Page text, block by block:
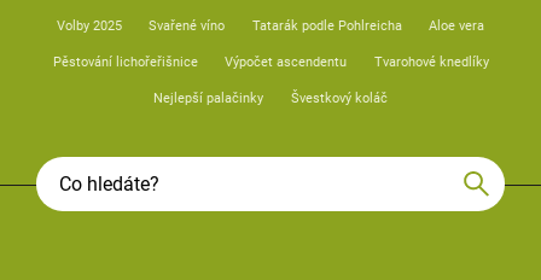
Volby 2025 Svařené víno Tatarák podle Pohlreicha Aloe vera
Pěstování lichořeřišnice Výpočet ascendentu Tvarohové knedlíky
Nejlepší palačinky Švestkový koláč